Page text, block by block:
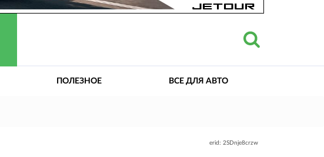
ПОЛЕЗНОЕ ВСЕ ДЛЯ АВТО
erid: 2SDnje8crzw